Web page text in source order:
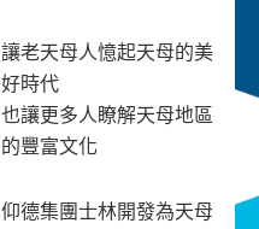
讓老天母人憶起天母的美
好時代
也讓更多人瞭解天母地區
的豐富文化
仰德集團士林開發為天母